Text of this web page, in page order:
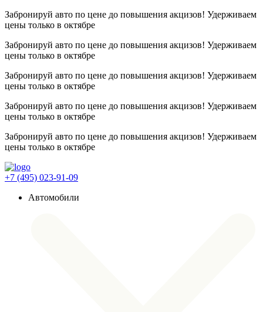
Забронируй авто по цене до повышения акцизов! Удерживаем
цены только в октябре
Забронируй авто по цене до повышения акцизов! Удерживаем
цены только в октябре
Забронируй авто по цене до повышения акцизов! Удерживаем
цены только в октябре
Забронируй авто по цене до повышения акцизов! Удерживаем
цены только в октябре
Забронируй авто по цене до повышения акцизов! Удерживаем
цены только в октябре
+7 (495) 023-91-09
Автомобили